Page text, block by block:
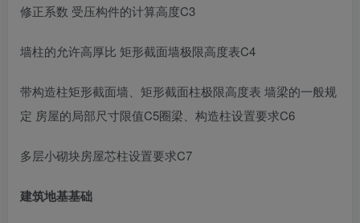
修正系数 受压构件的计算高度C3
墙柱的允许高厚比 矩形截面墙极限高度表C4
带构造柱矩形截面墙、矩形截面柱极限高度表 墙梁的一般规
定 房屋的局部尺寸限值C5圈梁、构造柱设置要求C6
多层小砌块房屋芯柱设置要求C7
建筑地基基础